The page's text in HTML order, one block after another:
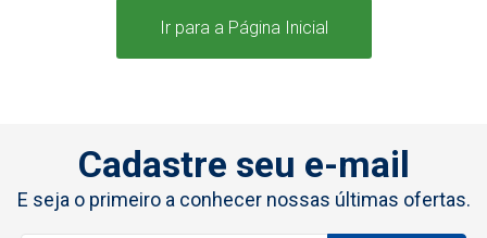
Ir para a Página Inicial
Cadastre seu e-mail
E seja o primeiro a conhecer nossas últimas ofertas.